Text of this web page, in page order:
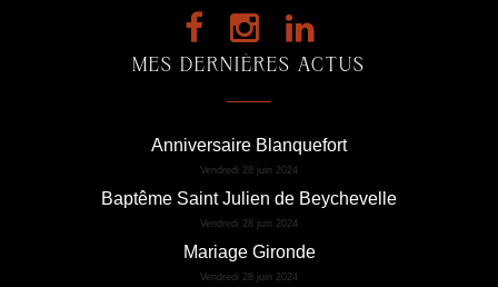
MES DERNIÈRES ACTUS
Anniversaire Blanquefort
Vendredi 28 juin 2024
Baptême Saint Julien de Beychevelle
Vendredi 28 juin 2024
Mariage Gironde
Vendredi 28 juin 2024